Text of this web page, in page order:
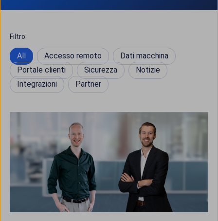
Filtro:
All Accesso remoto
Dati macchina
Portale clienti
Sicurezza
Notizie
Integrazioni
Partner